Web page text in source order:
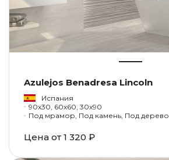
Azulejos Benadresa Lincoln
Испания
90x30, 60x60, 30x90
Под мрамор, Под камень, Под дерево
Цена от 1 320 ₽